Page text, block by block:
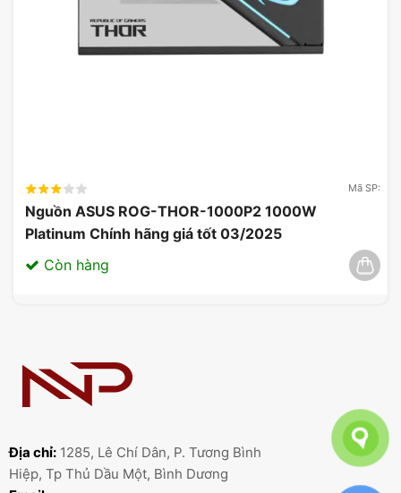
Mã SP:
Nguồn ASUS ROG-THOR-1000P2 1000W
Platinum Chính hãng giá tốt 03/2025
Còn hàng
Địa chỉ: 1285, Lê Chí Dân, P. Tương Bình
Hiệp, Tp Thủ Dầu Một, Bình Dương